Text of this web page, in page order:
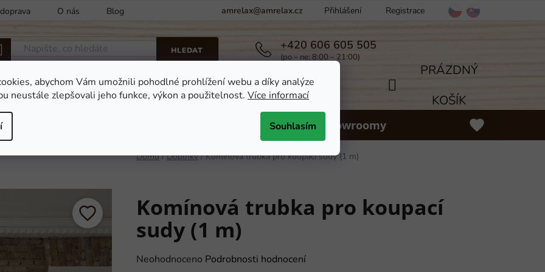
abychom Vám umožnili pohodlné prohlížení webu a díky analýze
neustále zlepšovali jeho funkce, výkon a použitelnost. Více informací
Souhlasím
O nás Blog Obchodní podmínky Odstoupení od smlouvy
amrelax@amrelax.cz Přihlášení Registrace
HLEDAT +420 606 605 505
(po – ne: 8:00 – 21:00)
NÁKUPNÍ
PRÁZDNÝ
KOŠÍK
sauny Doplňky Showroomy
Domů / Doplňky / Komínová trubka pro koupací sudy (1 m)
Komínová trubka pro koupací
sudy (1 m)
Průměrné
Neohodnoceno Podrobnosti hodnocení